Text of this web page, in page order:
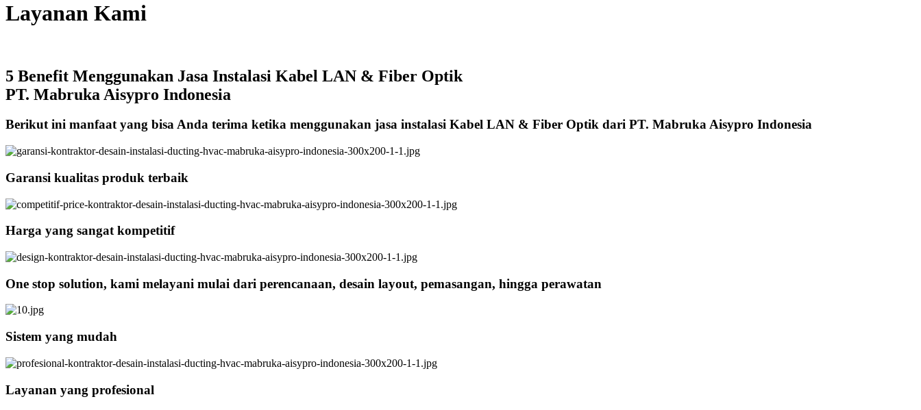
Layanan Kami
5 Benefit Menggunakan Jasa Instalasi Kabel LAN & Fiber Optik
PT. Mabruka Aisypro Indonesia
Berikut ini manfaat yang bisa Anda terima ketika menggunakan jasa instalasi Kabel LAN & Fiber Optik dari PT. Mabruka Aisypro Indonesia
Garansi kualitas produk terbaik
Harga yang sangat kompetitif
One stop solution, kami melayani mulai dari perencanaan, desain layout, pemasangan, hingga perawatan
Sistem yang mudah
Layanan yang profesional